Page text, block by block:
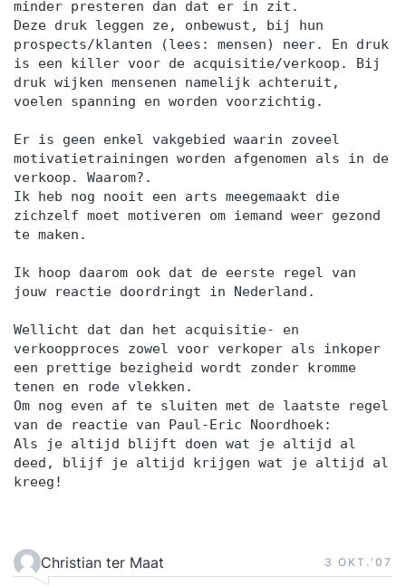
minder presteren dan dat er in zit.
Deze druk leggen ze, onbewust, bij hun
prospects/klanten (lees: mensen) neer. En druk
is een killer voor de acquisitie/verkoop. Bij
druk wijken mensenen namelijk achteruit,
voelen spanning en worden voorzichtig.
Er is geen enkel vakgebied waarin zoveel
motivatietrainingen worden afgenomen als in de
verkoop. Waarom?.
Ik heb nog nooit een arts meegemaakt die
zichzelf moet motiveren om iemand weer gezond
te maken.
Ik hoop daarom ook dat de eerste regel van
jouw reactie doordringt in Nederland.
Wellicht dat dan het acquisitie- en
verkoopproces zowel voor verkoper als inkoper
een prettige bezigheid wordt zonder kromme
tenen en rode vlekken.
Om nog even af te sluiten met de laatste regel
van de reactie van Paul-Eric Noordhoek:
Als je altijd blijft doen wat je altijd al
deed, blijf je altijd krijgen wat je altijd al
kreeg!
Christian ter Maat 3 OKT.‘07